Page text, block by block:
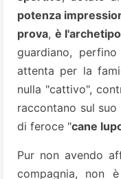
potenza
prova, è
guardiano,
attenta per la
nulla "cattivo",
raccontano sul
di feroce "cane
Pur non avendo
compagnia, non